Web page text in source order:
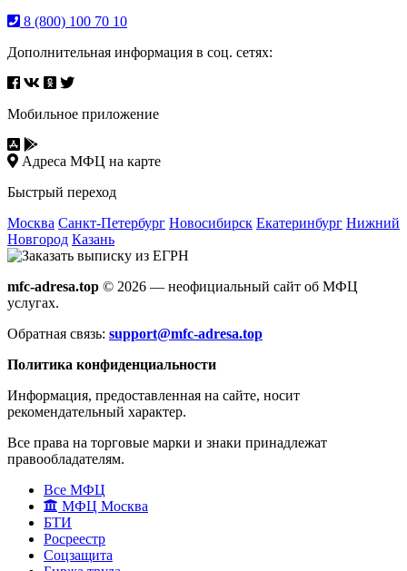
8 (800) 100 70 10
Дополнительная информация в соц. сетях:
Мобильное приложение
Адреса МФЦ на карте
Быстрый переход
Москва Санкт-Петербург Новосибирск Екатеринбург Нижний
Новгород Казань
mfc-adresa.top © 2026 — неофициальный сайт об МФЦ
услугах.
Обратная связь: support@mfc-adresa.top
Политика конфиденциальности
Информация, предоставленная на сайте, носит
рекомендательный характер.
Все права на торговые марки и знаки принадлежат
правообладателям.
Все МФЦ
МФЦ Москва
БТИ
Росреестр
Соцзащита